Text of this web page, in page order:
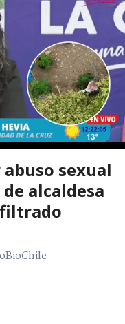
sexual
alcaldesa
filtrado